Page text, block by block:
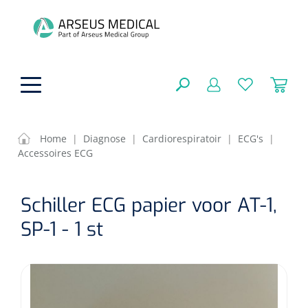
Functionele revalidatie
Hand/arm revalidatie
Gangrevalidatie
Incontinentiezorg
Nelatonsondes
Instrumenten
FILTEREN
ZOEKRESULTATEN
Home | Diagnose | Cardiorespiratoir | ECG's
|
Accessoires ECG
Schiller ECG papier voor AT-1,
SP-1 - 1 st